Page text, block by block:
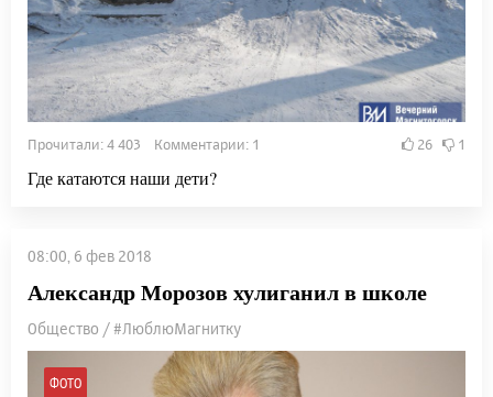
Прочитали: 4 403 Комментарии: 1 26 1
Где катаются наши дети?
08:00, 6 фев 2018
Александр Морозов хулиганил в школе
Общество / #ЛюблюМагнитку
ФОТО